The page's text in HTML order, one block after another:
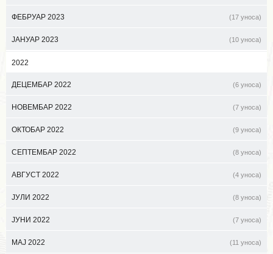
ФЕБРУАР 2023 (17 уноса)
ЈАНУАР 2023 (10 уноса)
2022
ДЕЦЕМБАР 2022 (6 уноса)
НОВЕМБАР 2022 (7 уноса)
ОКТОБАР 2022 (9 уноса)
СЕПТЕМБАР 2022 (8 уноса)
АВГУСТ 2022 (4 уноса)
ЈУЛИ 2022 (8 уноса)
ЈУНИ 2022 (7 уноса)
МАЈ 2022 (11 уноса)